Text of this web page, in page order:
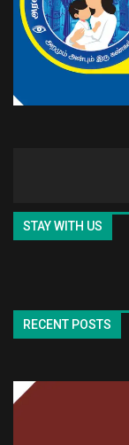
STAY WITH US
RECENT POSTS